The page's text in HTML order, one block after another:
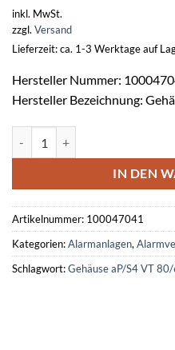
inkl. MwSt.
zzgl. Versand
Lieferzeit: ca. 1-3 Werktage auf
Hersteller Nummer:
Hersteller Bezeichnung:
IN DEN
Artikelnummer: 100047041
Kategorien:Alarmanlagen,
Schlagwort:Gehäuse aP/S4 VT